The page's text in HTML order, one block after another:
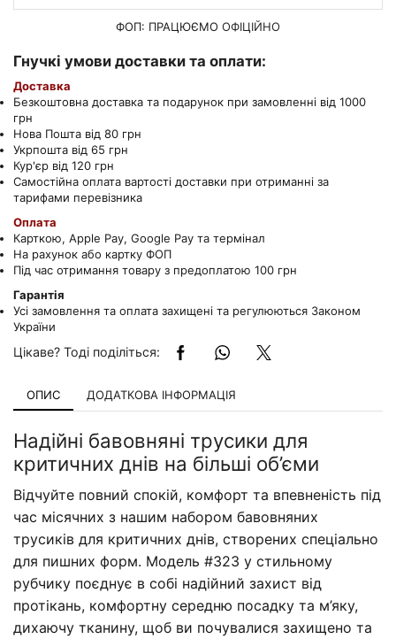
ФОП: ПРАЦЮЄМО ОФІЦІЙНО
Гнучкі умови доставки та оплати:
Доставка
Безкоштовна доставка та подарунок при замовленні від 1000
грн
Нова Пошта від 80 грн
Укрпошта від 65 грн
Кур'єр від 120 грн
Самостійна оплата вартості доставки при отриманні за
тарифами перевізника
Оплата
Карткою, Apple Pay, Google Pay та термінал
На рахунок або картку ФОП
Під час отримання товару з предоплатою 100 грн
Гарантія
Усі замовлення та оплата захищені та регулюються Законом
України
Цікаве? Тоді поділіться:
ОПИС ДОДАТКОВА ІНФОРМАЦІЯ
Надійні бавовняні трусики для
критичних днів на більші об’єми
Відчуйте повний спокій, комфорт та впевненість під
час місячних з нашим набором бавовняних
трусиків для критичних днів, створених спеціально
для пишних форм. Модель #323 у стильному
рубчику поєднує в собі надійний захист від
протікань, комфортну середню посадку та м’яку,
дихаючу тканину, щоб ви почувалися захищено та